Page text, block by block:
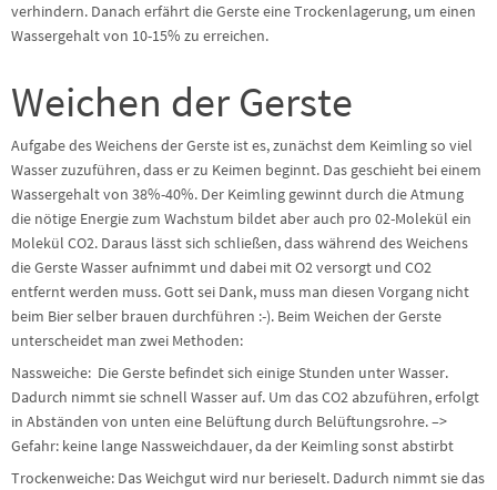
verhindern. Danach erfährt die Gerste eine Trockenlagerung, um einen
Wassergehalt von 10-15% zu erreichen.
Weichen der Gerste
Aufgabe des Weichens der Gerste ist es, zunächst dem Keimling so viel
Wasser zuzuführen, dass er zu Keimen beginnt. Das geschieht bei einem
Wassergehalt von 38%-40%. Der Keimling gewinnt durch die Atmung
die nötige Energie zum Wachstum bildet aber auch pro 02-Molekül ein
Molekül CO2. Daraus lässt sich schließen, dass während des Weichens
die Gerste Wasser aufnimmt und dabei mit O2 versorgt und CO2
entfernt werden muss. Gott sei Dank, muss man diesen Vorgang nicht
beim Bier selber brauen durchführen :-). Beim Weichen der Gerste
unterscheidet man zwei Methoden:
Nassweiche: Die Gerste befindet sich einige Stunden unter Wasser.
Dadurch nimmt sie schnell Wasser auf. Um das CO2 abzuführen, erfolgt
in Abständen von unten eine Belüftung durch Belüftungsrohre. –>
Gefahr: keine lange Nassweichdauer, da der Keimling sonst abstirbt
Trockenweiche: Das Weichgut wird nur berieselt. Dadurch nimmt sie das